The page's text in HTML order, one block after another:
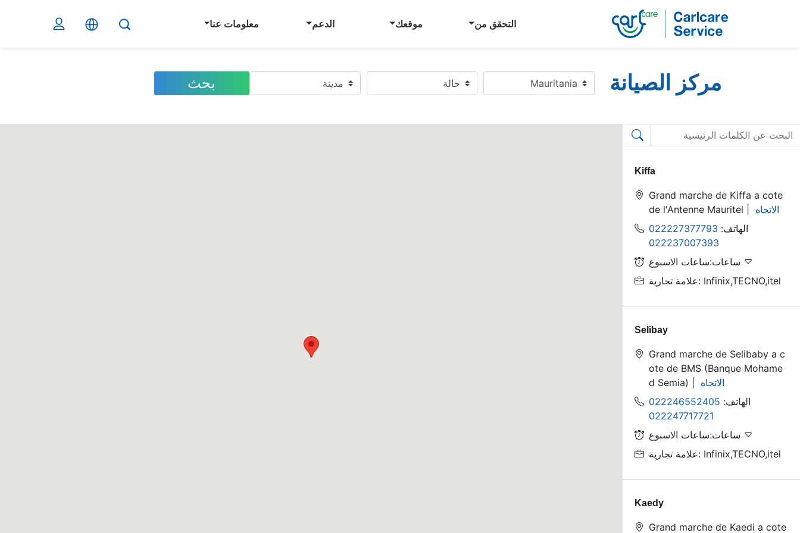
التحقق من موقعك الدعم معلومات عنا
مركز الصيانة بحث
Kiffa
Grand marche de Kiffa a cote
de l'Antenne Mauritel |
الاتجاه
الهاتف: 022227377793
022237007393
علامة تجارية: Infinix,TECNO,itel
Selibay
Grand marche de Selibaby a c
ote de BMS (Banque Mohame
d Semia) |
الاتجاه
الهاتف: 022246552405
022247717721
علامة تجارية: Infinix,TECNO,itel
Kaedy
Grand marche de Kaedi a cote